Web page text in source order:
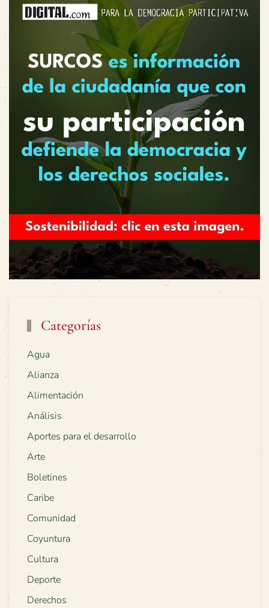
Categorías
Agua
Alianza
Alimentación
Análisis
Aportes para el desarrollo
Arte
Boletines
Caribe
Comunidad
Coyuntura
Cultura
Deporte
Derechos